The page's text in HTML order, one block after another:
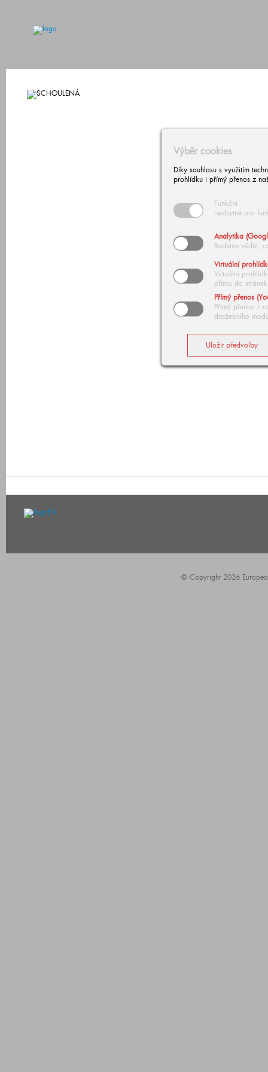
Výběr cookies
Díky souhlasu s využitím
prohlídku i přímý přenos z
Funkční
nezbytné pro
Analytika
Budeme vědět,
Virtuální
Virtuální
přímo do stránek
Přímý přenos
Přímý přenos z
dražebního
© Copyright 2026